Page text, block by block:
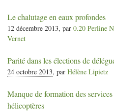
Le chalutage en eaux profondes
12 décembre 2013, par 0.20 Perline
Vernet
Parité dans les élections de
24 octobre 2013, par Hélène Lipietz
Manque de formation des
hélicoptères